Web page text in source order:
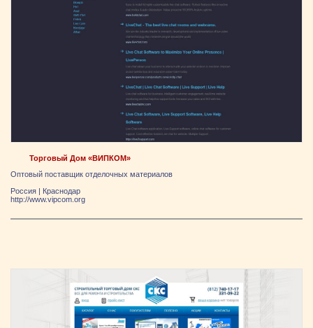
Торговый Дом «ВИПКОМ»
Оптовый поставщик отделочных материалов
Россия | Краснодар
http://www.vipcom.org